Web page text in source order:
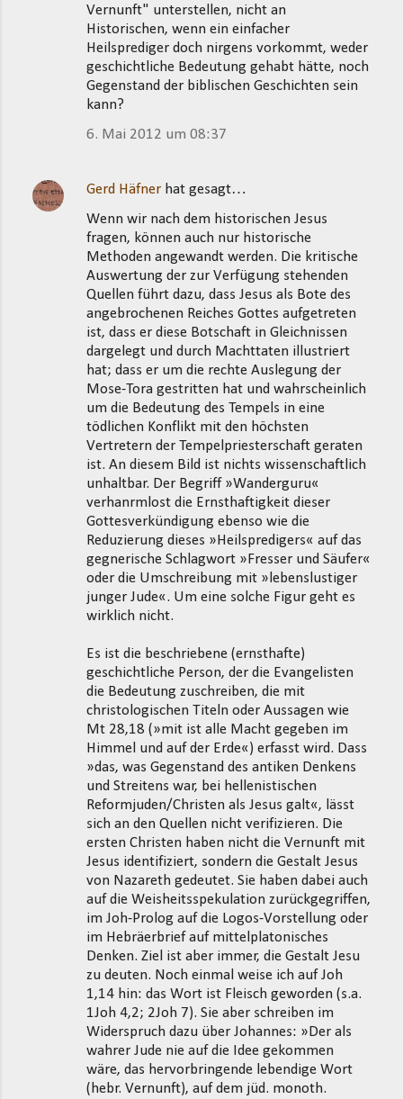
Vernunft" unterstellen, nicht an
Historischen, wenn ein einfacher
Heilsprediger doch nirgens vorkommt, weder
geschichtliche Bedeutung gehabt hätte, noch
Gegenstand der biblischen Geschichten sein
kann?
6. Mai 2012 um 08:37
Gerd Häfner hat gesagt…
Wenn wir nach dem historischen Jesus
fragen, können auch nur historische
Methoden angewandt werden. Die kritische
Auswertung der zur Verfügung stehenden
Quellen führt dazu, dass Jesus als Bote des
angebrochenen Reiches Gottes aufgetreten
ist, dass er diese Botschaft in Gleichnissen
dargelegt und durch Machttaten illustriert
hat; dass er um die rechte Auslegung der
Mose-Tora gestritten hat und wahrscheinlich
um die Bedeutung des Tempels in eine
tödlichen Konflikt mit den höchsten
Vertretern der Tempelpriesterschaft geraten
ist. An diesem Bild ist nichts wissenschaftlich
unhaltbar. Der Begriff »Wanderguru«
verhanrmlost die Ernsthaftigkeit dieser
Gottesverkündigung ebenso wie die
Reduzierung dieses »Heilspredigers« auf das
gegnerische Schlagwort »Fresser und Säufer«
oder die Umschreibung mit »lebenslustiger
junger Jude«. Um eine solche Figur geht es
wirklich nicht.
Es ist die beschriebene (ernsthafte)
geschichtliche Person, der die Evangelisten
die Bedeutung zuschreiben, die mit
christologischen Titeln oder Aussagen wie
Mt 28,18 (»mit ist alle Macht gegeben im
Himmel und auf der Erde«) erfasst wird. Dass
»das, was Gegenstand des antiken Denkens
und Streitens war, bei hellenistischen
Reformjuden/Christen als Jesus galt«, lässt
sich an den Quellen nicht verifizieren. Die
ersten Christen haben nicht die Vernunft mit
Jesus identifiziert, sondern die Gestalt Jesus
von Nazareth gedeutet. Sie haben dabei auch
auf die Weisheitsspekulation zurückgegriffen,
im Joh-Prolog auf die Logos-Vorstellung oder
im Hebräerbrief auf mittelplatonisches
Denken. Ziel ist aber immer, die Gestalt Jesu
zu deuten. Noch einmal weise ich auf Joh
1,14 hin: das Wort ist Fleisch geworden (s.a.
1Joh 4,2; 2Joh 7). Sie aber schreiben im
Widerspruch dazu über Johannes: »Der als
wahrer Jude nie auf die Idee gekommen
wäre, das hervorbringende lebendige Wort
(hebr. Vernunft), auf dem jüd. monoth.